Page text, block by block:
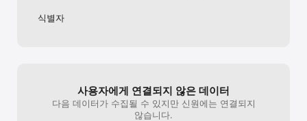
발음을 녹음하는데 사용됩니다.
#음성 인식 : 톡트임 영어 학습 중 사용자의 발음을 인식하고
식별자
사용자에게 연결되지 않은 데이터
다음 데이터가 수집될 수 있지만 신원에는 연결되지
않습니다.